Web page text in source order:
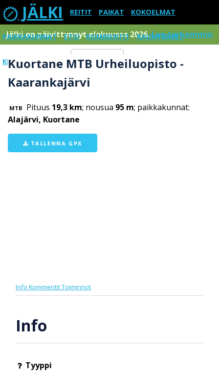
JÄLKI REITIT PAIKAT KOKOELMAT
PAIKKAKUNNAT ETSI KOMMENTIT RAJOITUKSET
KIRJAUDU SISÄÄN Menu
Jälki on päivittynnyt elokuussa 2026.Lue tarkemmin
Kuortane MTB Urheiluopisto -
Kaarankajärvi
MTB Pituus 19,3 km; nousua 95 m; paikkakunnat:
Alajärvi, Kuortane
TALLENNA GPX
Info KommentitToiminnot
Info
Tyyppi